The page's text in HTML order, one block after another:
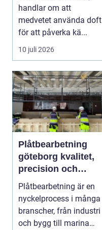
handlar om att
medvetet använda doft
för att påverka kä...
10 juli 2026
Plåtbearbetning
göteborg kvalitet,
precision och
smarta lösningar
Plåtbearbetning är en
nyckelprocess i många
branscher, från industri
och bygg till marina